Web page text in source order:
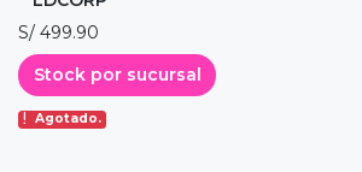
S/ 499.90
Stock por sucursal
Agotado.